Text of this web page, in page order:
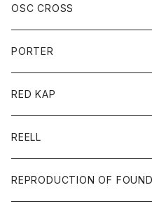
ロングスリーブＴシャツ
アウター
コート
ジャケット
アクセサリー
バッグ
キッズ
Tシャツ
帽子
グッズ
靴
トップス
OSC CROSS
ダウンジャケット
PORTER
カードホルダー
キーホルダー
財布
RED KAP
REELL
パンツ
REPRODUCTION OF FOUND